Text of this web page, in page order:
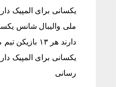
ملی والیبال شانس
دارند هر ۱۳
یکسانی برای المپیک
رسانی